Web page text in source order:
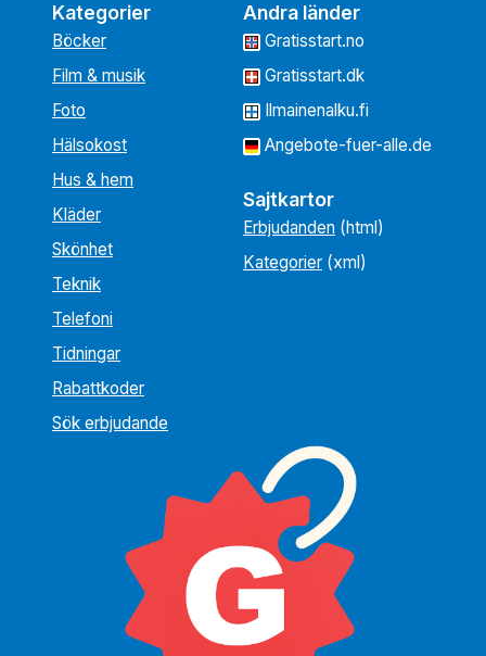
Kategorier
Böcker
Film & musik
Foto
Hälsokost
Hus & hem
Kläder
Skönhet
Teknik
Telefoni
Tidningar
Rabattkoder
Sök erbjudande
Andra länder
Gratisstart.no
Gratisstart.dk
Ilmainenalku.fi
Angebote-fuer-alle.de
Sajtkartor
Erbjudanden (html)
Kategorier (xml)